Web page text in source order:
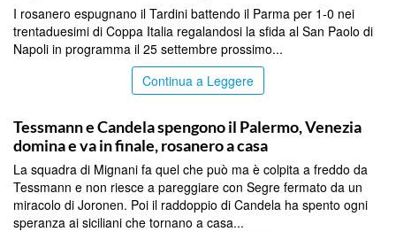
I rosanero espugnano il Tardini battendo il Parma per 1-0 nei
trentaduesimi di Coppa Italia regalandosi la sfida al San Paolo di
Napoli in programma il 25 settembre prossimo...
Continua a Leggere
Tessmann e Candela spengono il Palermo, Venezia
domina e va in finale, rosanero a casa
La squadra di Mignani fa quel che può ma è colpita a freddo da
Tessmann e non riesce a pareggiare con Segre fermato da un
miracolo di Joronen. Poi il raddoppio di Candela ha spento ogni
speranza ai siciliani che tornano a casa...